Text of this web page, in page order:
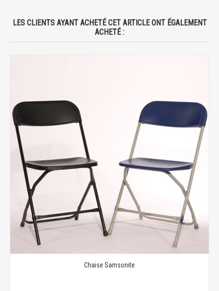
LES CLIENTS AYANT ACHETÉ CET ARTICLE ONT ÉGALEMENT
ACHETÉ :
Chaise Samsonite